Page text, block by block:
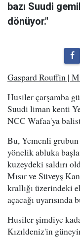
bazı Suudi
dönüyor."
Gaspard Rouffin |
Husiler çarşamba
Suudi liman kenti
NCC Wafaa'ya
Bu, Yemenli
yönelik abluka
kuzeydeki saldırı
Mısır ve Süveyş
krallığı üzerindeki
açacağı uyarısında
Husiler şimdiye
Kızıldeniz'in